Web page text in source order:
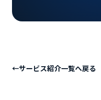
←サービス紹介一覧へ戻る